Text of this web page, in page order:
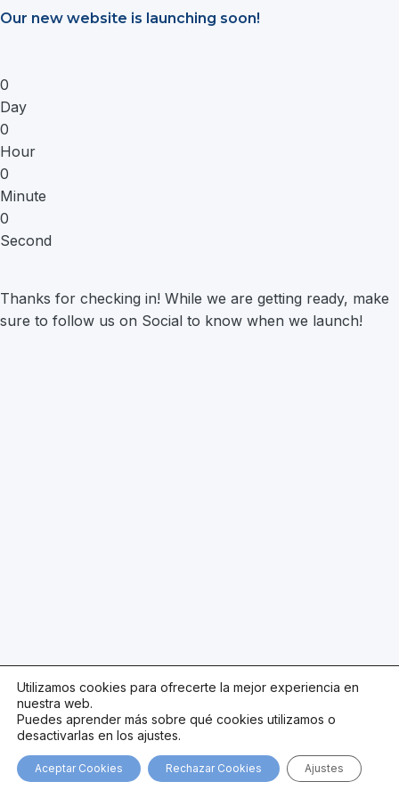
Saltar
Our new website is launching soon!
0
Day
0
Hour
0
Minute
0
Second
Thanks for checking in! While we are getting ready, make
sure to follow us on Social to know when we launch!
Utilizamos cookies para ofrecerte la mejor experiencia en
nuestra web.
Puedes aprender más sobre qué cookies utilizamos o
desactivarlas en los ajustes.
Aceptar Cookies Rechazar Cookies Ajustes